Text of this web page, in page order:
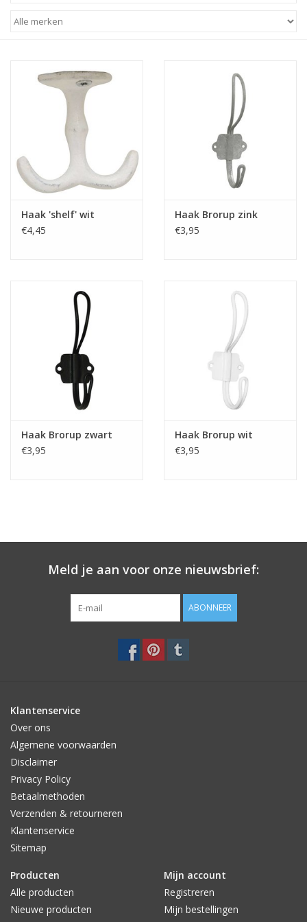
STATIONARY
ALGEMEEN
Merken
Haak 'shelf' wit
€4,45
Haak Brorup zink
€3,95
Haak Brorup zwart
€3,95
Haak Brorup wit
€3,95
Meld je aan voor onze nieuwsbrief:
ABONNEER
Klantenservice
Over ons
Algemene voorwaarden
Disclaimer
Privacy Policy
Betaalmethoden
Verzenden & retourneren
Klantenservice
Sitemap
Producten
Alle producten
Nieuwe producten
Mijn account
Registreren
Mijn bestellingen